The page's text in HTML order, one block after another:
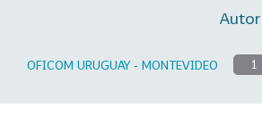
Autor
OFICOM URUGUAY - MONTEVIDEO 1